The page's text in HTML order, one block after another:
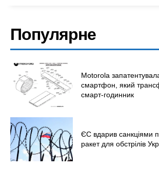
Популярне
Motorola
смартфон, який
смарт-годинник
ЄС вдарив санкціями
ракет для обстрілів